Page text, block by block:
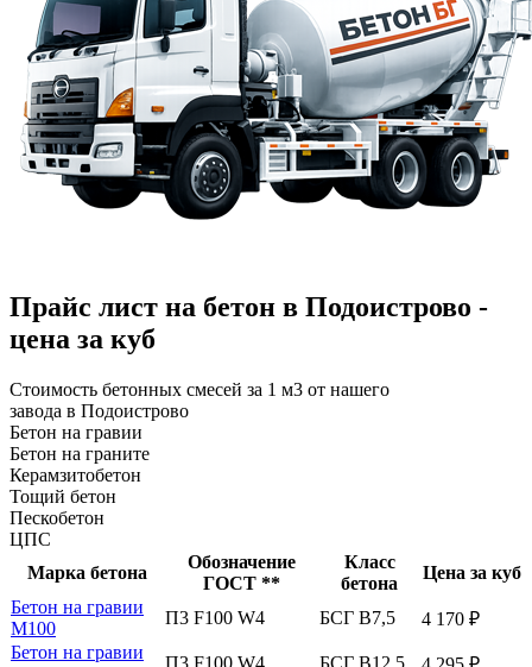
Прайс лист на бетон в Подоистрово -
цена за куб
Стоимость бетонных смесей за 1 м3 от нашего
завода в Подоистрово
Бетон на гравии
Бетон на граните
Керамзитобетон
Тощий бетон
Пескобетон
ЦПС
Марка бетона
Обозначение
ГОСТ **
Класс
бетона
Цена за куб
Бетон на гравии
М100
П3 F100 W4 БСГ В7,5
4 170 ₽
Бетон на гравии